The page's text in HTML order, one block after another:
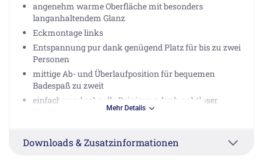
angenehm warme Oberfläche mit besonders
langanhaltendem Glanz
Eckmontage links
Entspannung pur dank genügend Platz für bis zu zwei
Personen
mittige Ab- und Überlaufposition für bequemen
Badespaß zu zweit
einfache und schnelle Reinigung dank nahtloser
Inhalt ca. 175 Liter
Mehr Details
Downloads & Zusatzinformationen